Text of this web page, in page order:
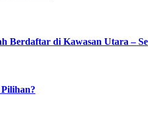
Berdaftar di Kawasan Utara –